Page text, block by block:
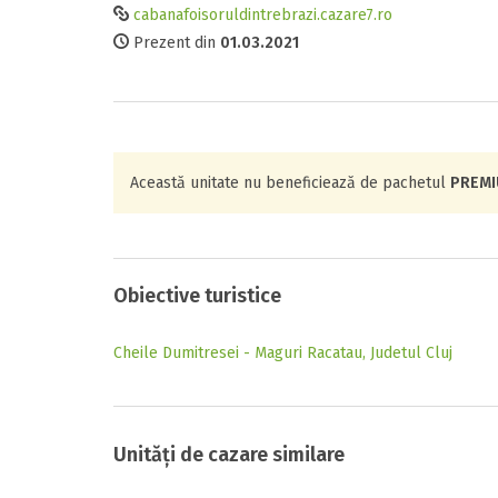
cabanafoisoruldintrebrazi.cazare7.ro
Prezent din 01.03.2021
Această unitate nu beneficiează de pachetul
Obiective turistice
Cheile Dumitresei - Maguri Racatau, Judetul Cluj
Unități de cazare similare